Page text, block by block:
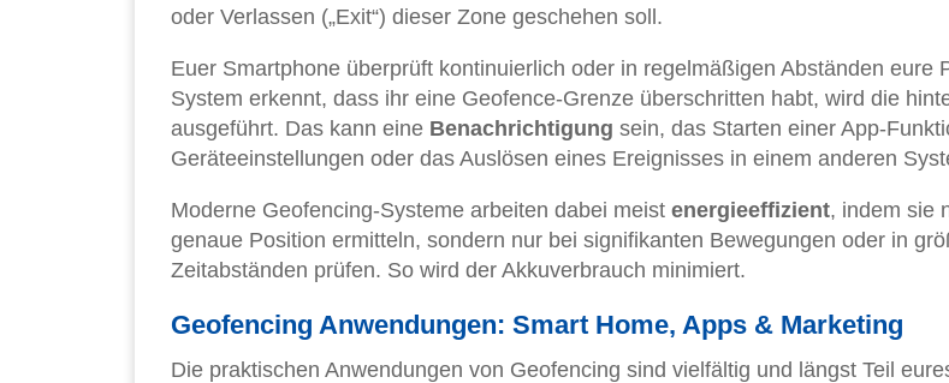
oder Verlassen („Exit“) dieser Zone geschehen soll.
Euer Smartphone überprüft kontinuierlich oder in regelmäßigen Abständen eure
System erkennt, dass ihr eine Geofence-Grenze überschritten habt, wird die
ausgeführt. Das kann eine Benachrichtigung sein, das Starten einer App-
Geräteeinstellungen oder das Auslösen eines Ereignisses in einem anderen
Moderne Geofencing-Systeme arbeiten dabei meist energieeffizient, indem sie
genaue Position ermitteln, sondern nur bei signifikanten Bewegungen oder in
Zeitabständen prüfen. So wird der Akkuverbrauch minimiert.
Geofencing Anwendungen: Smart Home, Apps & Marketing
Die praktischen Anwendungen von Geofencing sind vielfältig und längst Teil